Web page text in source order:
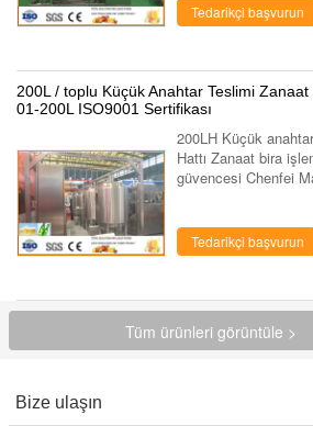
Tedarikçi başvurun
200L / toplu Küçük Anahtar Teslimi
01-200L ISO9001 Sertifikası
200LH Küçük
Hattı Zanaat bira
güvencesi Chenfei
Tedarikçi başvurun
Tüm ürünleri görüntüle >
Bize ulaşın